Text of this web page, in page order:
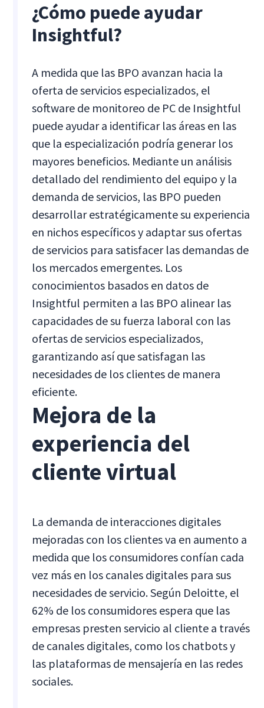
¿Cómo puede ayudar
Insightful?
A medida que las BPO avanzan hacia la
oferta de servicios especializados, el
software de monitoreo de PC de Insightful
puede ayudar a identificar las áreas en las
que la especialización podría generar los
mayores beneficios. Mediante un análisis
detallado del rendimiento del equipo y la
demanda de servicios, las BPO pueden
desarrollar estratégicamente su experiencia
en nichos específicos y adaptar sus ofertas
de servicios para satisfacer las demandas de
los mercados emergentes. Los
conocimientos basados en datos de
Insightful permiten a las BPO alinear las
capacidades de su fuerza laboral con las
ofertas de servicios especializados,
garantizando así que satisfagan las
necesidades de los clientes de manera
eficiente.
Mejora de la
experiencia del
cliente virtual
La demanda de interacciones digitales
mejoradas con los clientes va en aumento a
medida que los consumidores confían cada
vez más en los canales digitales para sus
necesidades de servicio. Según Deloitte, el
62% de los consumidores espera que las
empresas presten servicio al cliente a través
de canales digitales, como los chatbots y
las plataformas de mensajería en las redes
sociales.